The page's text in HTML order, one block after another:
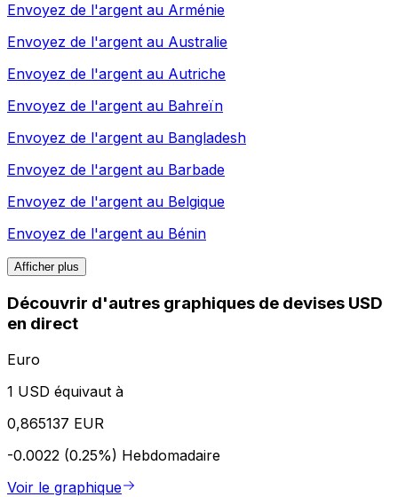
Envoyez de l'argent au Arménie
Envoyez de l'argent au Australie
Envoyez de l'argent au Autriche
Envoyez de l'argent au Bahreïn
Envoyez de l'argent au Bangladesh
Envoyez de l'argent au Barbade
Envoyez de l'argent au Belgique
Envoyez de l'argent au Bénin
Afficher plus
Découvrir d'autres graphiques de devises USD
en direct
Euro
1 USD équivaut à
0,865137 EUR
-0.0022 (0.25%) Hebdomadaire
Voir le graphique